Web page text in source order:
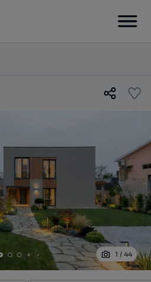
1 / 44